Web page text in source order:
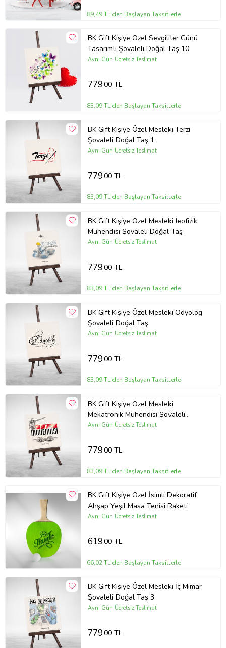
89,49 TL'den Başlayan Taksitlerle
BK Gift Kişiye Özel Sevgililer Günü
Tasarımlı Şovaleli Doğal Taş 10
Aynı Gün Ücretsiz Teslimat
779,00 TL
83,09 TL'den Başlayan Taksitlerle
BK Gift Kişiye Özel Mesleki Terzi
Şovaleli Doğal Taş 1
Aynı Gün Ücretsiz Teslimat
779,00 TL
83,09 TL'den Başlayan Taksitlerle
BK Gift Kişiye Özel Mesleki Jeofizik
Mühendisi Şovaleli Doğal Taş
Aynı Gün Ücretsiz Teslimat
779,00 TL
83,09 TL'den Başlayan Taksitlerle
BK Gift Kişiye Özel Mesleki Odyolog
Şovaleli Doğal Taş
Aynı Gün Ücretsiz Teslimat
779,00 TL
83,09 TL'den Başlayan Taksitlerle
BK Gift Kişiye Özel Mesleki
Mekatronik Mühendisi Şovaleli
Doğal Taş
Aynı Gün Ücretsiz Teslimat
779,00 TL
83,09 TL'den Başlayan Taksitlerle
BK Gift Kişiye Özel İsimli Dekoratif
Ahşap Yeşil Masa Tenisi Raketi
Aynı Gün Ücretsiz Teslimat
619,00 TL
66,02 TL'den Başlayan Taksitlerle
BK Gift Kişiye Özel Mesleki İç Mimar
Şovaleli Doğal Taş 3
Aynı Gün Ücretsiz Teslimat
779,00 TL